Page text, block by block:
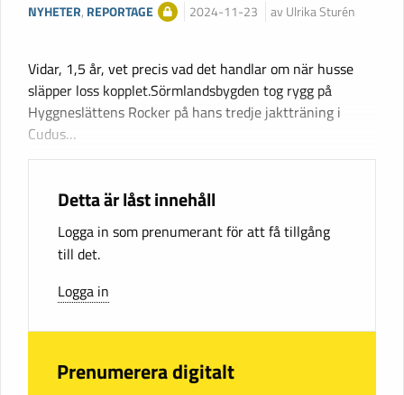
NYHETER, REPORTAGE 2024-11-23 av Ulrika Sturén
Vidar, 1,5 år, vet precis vad det handlar om när husse
släpper loss kopplet.Sörmlandsbygden tog rygg på
Hyggneslättens Rocker på hans tredje jaktträning i
Cudus…
Detta är låst innehåll
Logga in som prenumerant för att få tillgång
till det.
Logga in
Prenumerera digitalt